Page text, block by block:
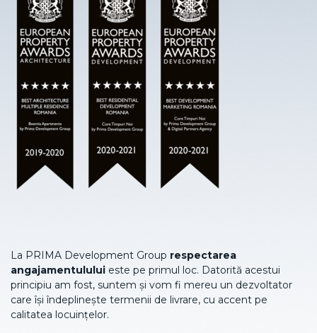
La PRIMA Development Group respectarea
angajamentulului este pe primul loc. Datorită acestui
principiu am fost, suntem și vom fi mereu un dezvoltator
care își îndeplinește termenii de livrare, cu accent pe
calitatea locuințelor.